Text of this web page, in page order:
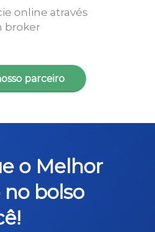
online através
broker
parceiro
o Melhor
bolso